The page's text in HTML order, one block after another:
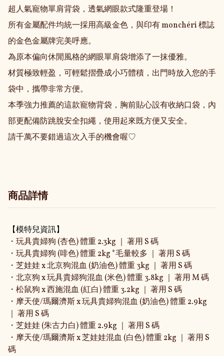
超人氣寵物單肩背袋，透氣網眼款式隆重登場！
所有金屬配件均統一採用高級金色，與印有 monchéri 標誌
的金色金屬牌完美呼應。
為原本偏向休閒風格的網眼單肩袋增添了一抹優雅。
材質極致輕盈，可輕鬆摺疊成小巧體積，出門時放入您的手
袋中，攜帶非常方便。
本季強力推薦的這款寵物背袋，胸前貼心設有收納口袋，內
部更配備防跳脫安全扣繩，使用起來既方便又安全。
請千萬不要錯過這次入手的機會喔♡
商品詳情
【模特兒資訊】
・玩具貴婦狗 (杏色) 體重 2.3kg ｜ 著用 S 碼
・玩具貴婦狗 (啡色) 體重 2kg *毛量較多 ｜ 著用 S 碼
・芝娃娃 x 北京狗混血 (奶油色) 體重 3kg ｜ 著用 S 碼
・北京狗 x 玩具貴婦狗混血 (米色) 體重 3.8kg ｜ 著用 M 碼
・松鼠狗 x 西施混血 (紅白) 體重 3.2kg ｜ 著用 S 碼
・摩天使/瑪爾濟斯 x 玩具貴婦狗混血 (奶油色) 體重 2.9kg
｜ 著用 S 碼
・芝娃娃 (朱古力白) 體重 2.9kg ｜ 著用 S 碼
・摩天使/瑪爾濟斯 x 芝娃娃混血 (白色) 體重 2kg ｜ 著用 S
碼